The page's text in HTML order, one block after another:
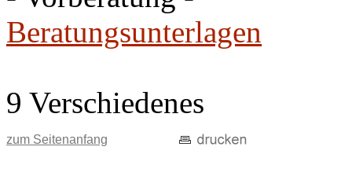
Beratungsunterlagen
9 Verschiedenes
zum Seitenanfang